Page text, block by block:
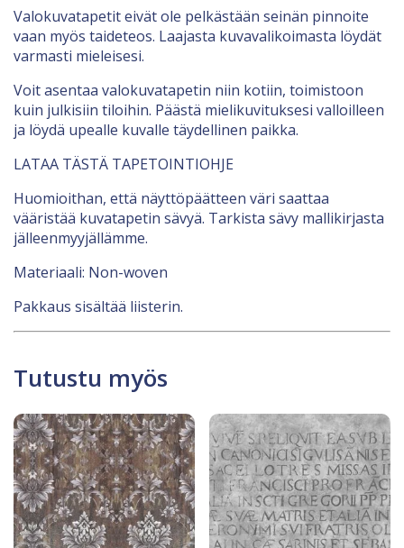
Valokuvatapetit eivät ole pelkästään seinän pinnoite
vaan myös taideteos. Laajasta kuvavalikoimasta löydät
varmasti mieleisesi.
Voit asentaa valokuvatapetin niin kotiin, toimistoon
kuin julkisiin tiloihin. Päästä mielikuvituksesi valloilleen
ja löydä upealle kuvalle täydellinen paikka.
LATAA TÄSTÄ TAPETOINTIOHJE
Huomioithan, että näyttöpäätteen väri saattaa
vääristää kuvatapetin sävyä. Tarkista sävy mallikirjasta
jälleenmyyjällämme.
Materiaali: Non-woven
Pakkaus sisältää liisterin.
Tutustu myös